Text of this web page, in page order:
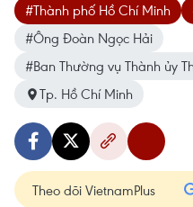
#Thành phố Hồ Chí Minh
#Ông Đoàn Ngọc Hải
#Ban Thường vụ Thành ủy
Tp. Hồ Chí Minh
Theo dõi VietnamPlus